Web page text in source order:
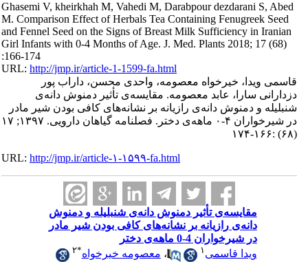
Ghasemi V, kheirkhah M, Vahedi M, Darabpour dezdarani S,
M. Comparison Effect of Herbals Tea Containing Fenugreek Seed
and Fennel Seed on the Signs of Breast Milk Sufficiency in Iranian
Girl Infants with 0-4 Months of Age. J. Med. Plants 2018; 17 (68)
:166-174
URL:http://jmp.ir/article-1-1599-fa.html
ویدا، خیرخواه معصومه، واحدی محسن، داراب پور
سارا، عابد معصومه. مقایسه‌ی تأثیر دمنوش دانه‌ی
و دمنوش دانه‌ی رازیانه بر نشانه‌های کافی بودن شیر مادر
در شیرخواران ۴-۰ ماهه‌ی دختر. فصلنامه گياهان دارویی. ۱۳۹۷; ۱۷
URL:http://jmp.ir/article-۱-۱۵۹۹-fa.html
مقایسه‌ی تأثیر دمنوش دانه‌ی شنبلیله و دمنوش
دانه‌ی رازیانه بر نشانه‌های کافی بودن شیر مادر
در شیرخواران 4-0 ماهه‌ی دختر
ویدا قاسمی
،معصومه خیرخواه*
۲